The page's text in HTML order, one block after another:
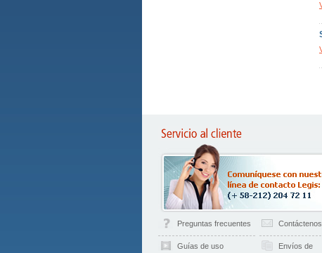
Preguntas frecuentes Contáctenos
Guías de uso Envíos de